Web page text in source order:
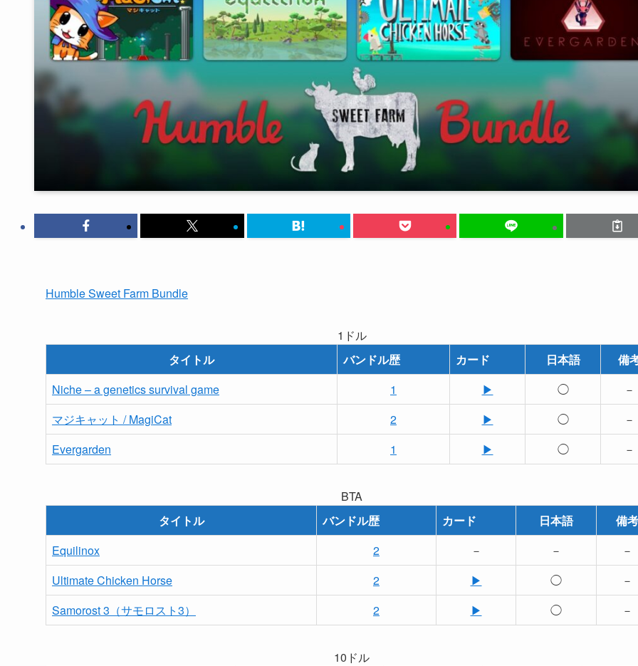
Humble Sweet Farm Bundle
1ドル
タイトル
バンドル歴 カード 日本語
備
Niche – a genetics survival game
1 ▶ ◯
－
マジキャット / MagiCat
2 ▶ ◯
－
Evergarden
1 ▶ ◯ －
BTA
タイトル
バンドル歴 カード 日本語
備考
Equilinox
2 － －
－
Ultimate Chicken Horse
2 ▶ ◯
－
Samorost 3（サモロスト3）
2 ▶ ◯ －
10ドル